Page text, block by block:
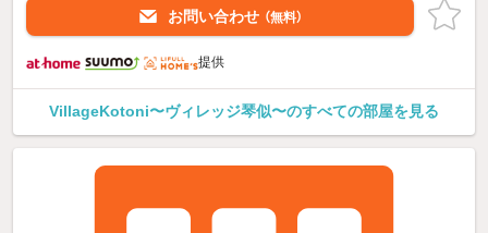
お問い合わせ （無料）
提供
VillageKotoni〜ヴィレッジ琴似〜のすべての部屋を見る